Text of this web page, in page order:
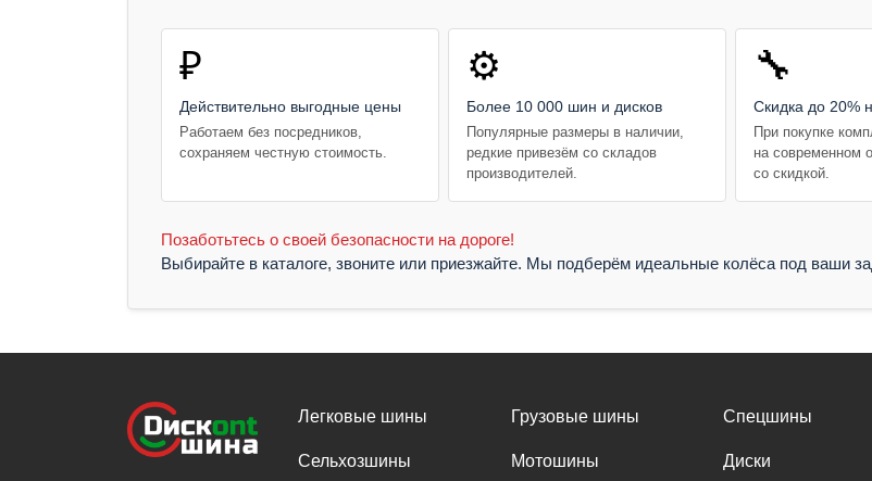
₽
Действительно выгодные цены
Работаем без посредников,
сохраняем честную стоимость.
⚙️
Более 10 000 шин и дисков
Популярные размеры в наличии,
редкие привезём со складов
производителей.
🔧
Скидка до 20%
При покупке
на современном
со скидкой.
Позаботьтесь о своей безопасности на дороге!
Выбирайте в каталоге, звоните или приезжайте. Мы подберём идеальные колёса под ваши
Легковые шины Грузовые шины Спецшины
Сельхозшины Мотошины Диски